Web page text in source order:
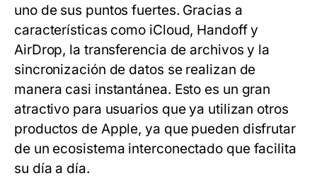
uno de sus puntos fuertes. Gracias a
características como iCloud, Handoff y
AirDrop, la transferencia de archivos y la
sincronización de datos se realizan de
manera casi instantánea. Esto es un gran
atractivo para usuarios que ya utilizan otros
productos de Apple, ya que pueden disfrutar
de un ecosistema interconectado que facilita
su día a día.